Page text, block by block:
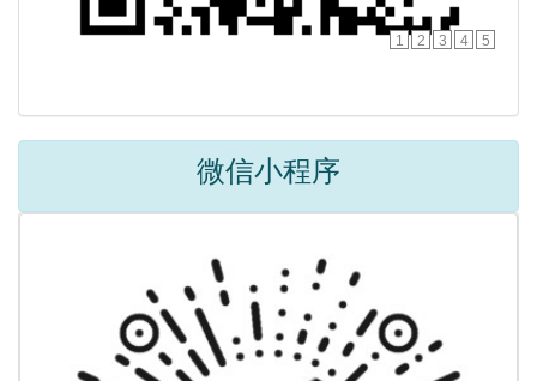
1 2 3 4 5
微信小程序